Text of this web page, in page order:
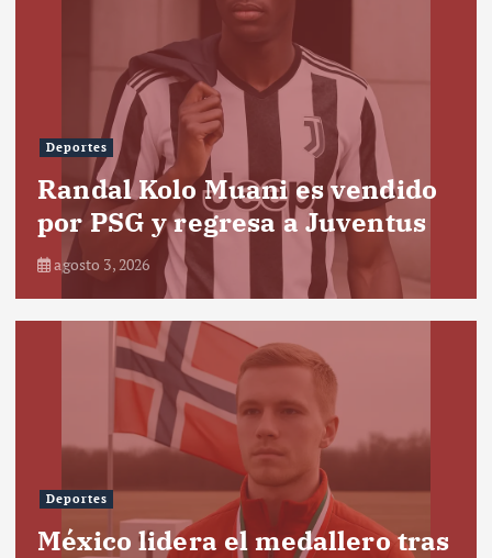
Deportes
Randal Kolo Muani es vendido
por PSG y regresa a Juventus
agosto 3, 2026
Deportes
México lidera el medallero tras